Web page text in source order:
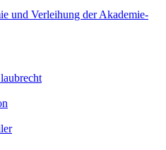
und Verleihung der Akademie-